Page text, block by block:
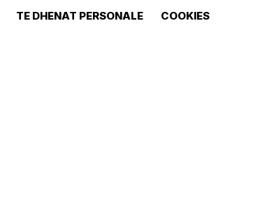
TE DHENAT PERSONALE COOKIES